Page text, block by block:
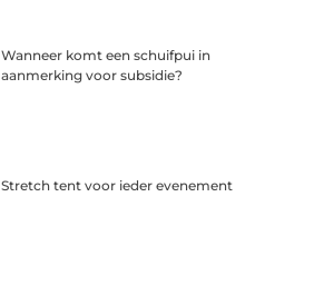
Wanneer komt een schuifpui in
aanmerking voor subsidie?
Stretch tent voor ieder evenement